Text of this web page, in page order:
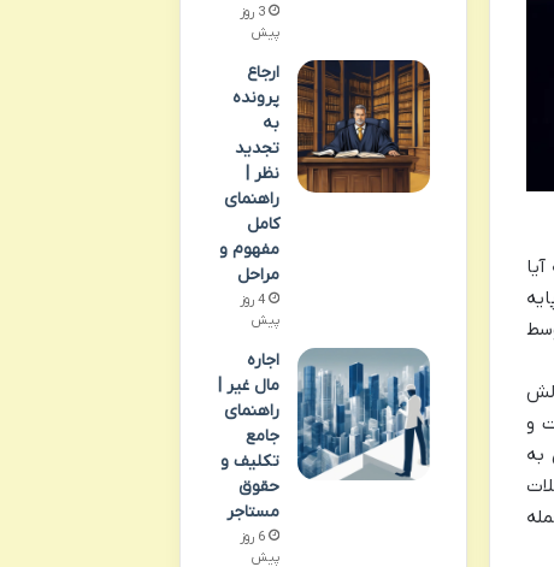
و
به
3 روز
پیش
ارجاع
پرونده
به
تجدید
نظر |
راهنمای
کامل
مفهوم و
مراحل
4 روز
پیش
اجاره
مال غیر |
راهنمای
جامع
تکلیف و
حقوق
مستاجر
6 روز
پیش